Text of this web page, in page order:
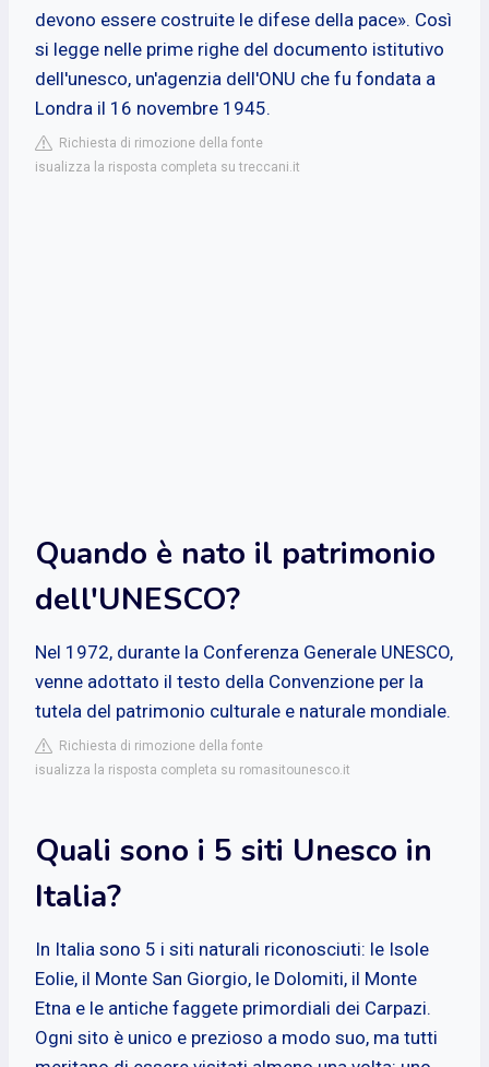
devono essere costruite le difese della pace». Così
si legge nelle prime righe del documento istitutivo
dell'unesco, un'agenzia dell'ONU che fu fondata a
Londra il 16 novembre 1945.
Richiesta di rimozione della fonte
isualizza la risposta completa su treccani.it
Quando è nato il patrimonio
dell'UNESCO?
Nel 1972, durante la Conferenza Generale UNESCO,
venne adottato il testo della Convenzione per la
tutela del patrimonio culturale e naturale mondiale.
Richiesta di rimozione della fonte
isualizza la risposta completa su romasitounesco.it
Quali sono i 5 siti Unesco in
Italia?
In Italia sono 5 i siti naturali riconosciuti: le Isole
Eolie, il Monte San Giorgio, le Dolomiti, il Monte
Etna e le antiche faggete primordiali dei Carpazi.
Ogni sito è unico e prezioso a modo suo, ma tutti